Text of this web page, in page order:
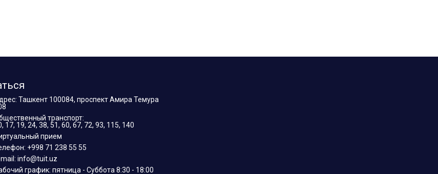
Ташкент 100084, проспект Амира Темура
транспорт:
17, 19, 24, 38, 51, 60, 67, 72, 93, 115, 140
прием
+998 71 238 55 55
mail: info@tuit.uz
график: пятница - Суббота 8:30 - 18:00